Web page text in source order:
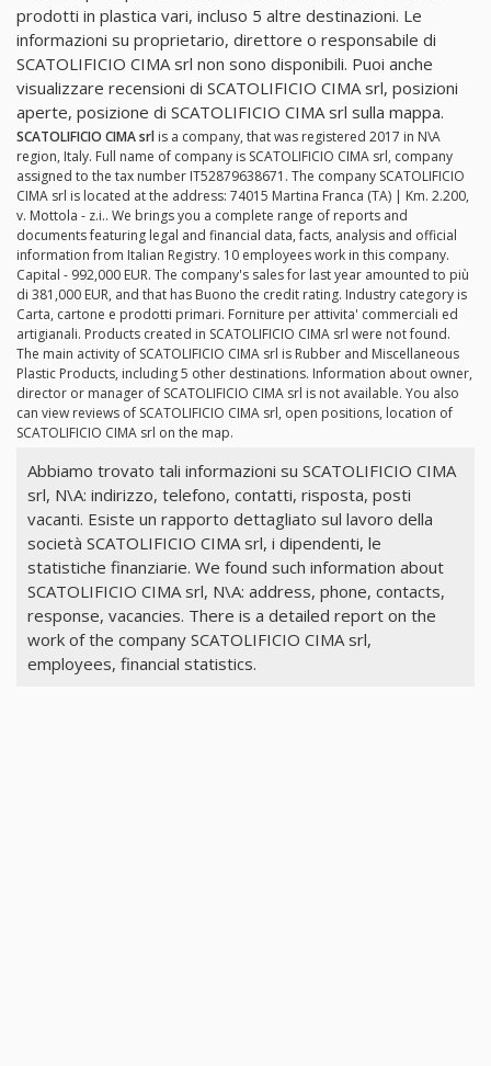
prodotti in plastica vari, incluso 5 altre destinazioni. Le
informazioni su proprietario, direttore o responsabile di
SCATOLIFICIO CIMA srl non sono disponibili. Puoi anche
visualizzare recensioni di SCATOLIFICIO CIMA srl, posizioni
aperte, posizione di SCATOLIFICIO CIMA srl sulla mappa.
SCATOLIFICIO CIMA srl is a company, that was registered 2017 in N\A
region, Italy. Full name of company is SCATOLIFICIO CIMA srl, company
assigned to the tax number IT52879638671. The company SCATOLIFICIO
CIMA srl is located at the address: 74015 Martina Franca (TA) | Km. 2.200,
v. Mottola - z.i.. We brings you a complete range of reports and
documents featuring legal and financial data, facts, analysis and official
information from Italian Registry. 10 employees work in this company.
Capital - 992,000 EUR. The company's sales for last year amounted to più
di 381,000 EUR, and that has Buono the credit rating. Industry category is
Carta, cartone e prodotti primari. Forniture per attivita' commerciali ed
artigianali. Products created in SCATOLIFICIO CIMA srl were not found.
The main activity of SCATOLIFICIO CIMA srl is Rubber and Miscellaneous
Plastic Products, including 5 other destinations. Information about owner,
director or manager of SCATOLIFICIO CIMA srl is not available. You also
can view reviews of SCATOLIFICIO CIMA srl, open positions, location of
SCATOLIFICIO CIMA srl on the map.
Abbiamo trovato tali informazioni su SCATOLIFICIO CIMA
srl, N\A: indirizzo, telefono, contatti, risposta, posti
vacanti. Esiste un rapporto dettagliato sul lavoro della
società SCATOLIFICIO CIMA srl, i dipendenti, le
statistiche finanziarie. We found such information about
SCATOLIFICIO CIMA srl, N\A: address, phone, contacts,
response, vacancies. There is a detailed report on the
work of the company SCATOLIFICIO CIMA srl,
employees, financial statistics.